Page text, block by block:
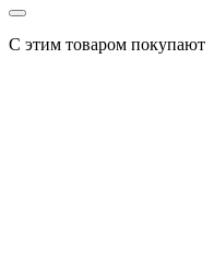
С этим товаром покупают